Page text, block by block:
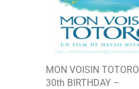
MON VOISIN TOTORO
30th BIRTHDAY –